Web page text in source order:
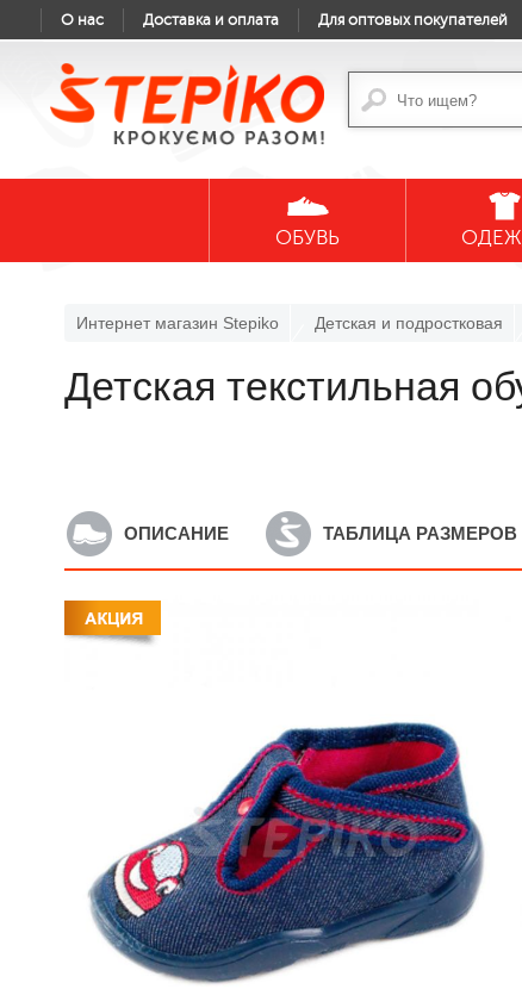
О нас Доставка и оплата Для оптовых покупателей
ОБУВЬ
Интернет магазин Stepiko Детская и подростковая
Детская текстильная
ОПИСАНИЕ ТАБЛИЦА РАЗМЕРОВ